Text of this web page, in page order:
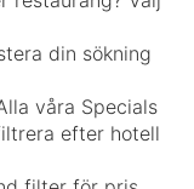
din sökning
våra Specials
efter hotell